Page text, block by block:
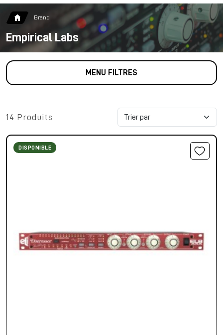
Brand
Empirical Labs
MENU FILTRES
14 Produits
DISPONIBLE